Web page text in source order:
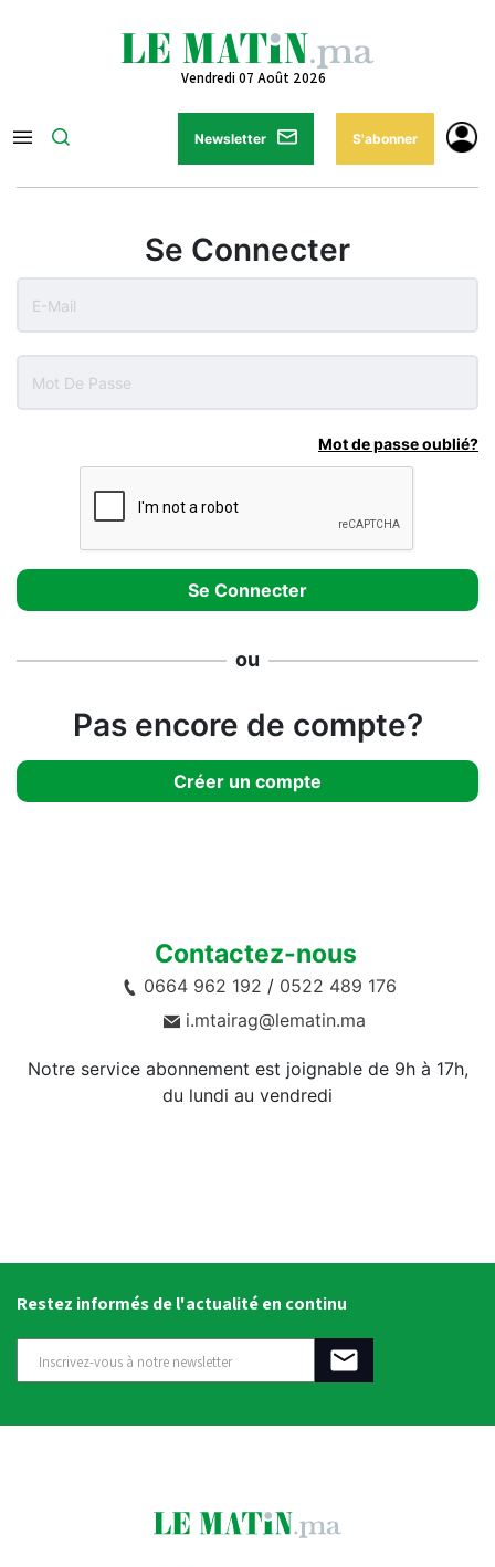
Vendredi 07 Août 2026
Newsletter S'abonner
Se Connecter
Mot de passe oublié?
ou
Pas encore de compte?
Créer un compte
Contactez-nous
0664 962 192 / 0522 489 176
i.mtairag@lematin.ma
Notre service abonnement est joignable de 9h à 17h,
du lundi au vendredi
Restez informés de l'actualité en continu